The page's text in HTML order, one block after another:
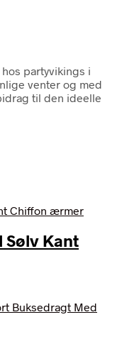
hos partyvikings i
venter og med
til den ideelle
Sølv Kant